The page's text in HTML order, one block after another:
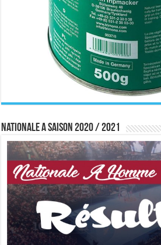
Nationale A saison 2020 / 2021